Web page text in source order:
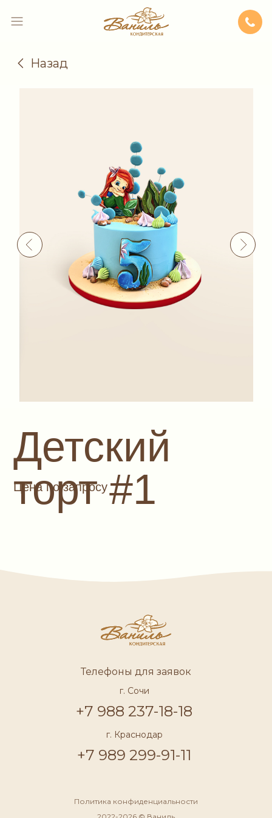
Детский
Телефоны для заявок
Политика конфиденциальности
+7 988 237-18-18
г. Сочи
+7 989 299-91-11
г. Краснодар